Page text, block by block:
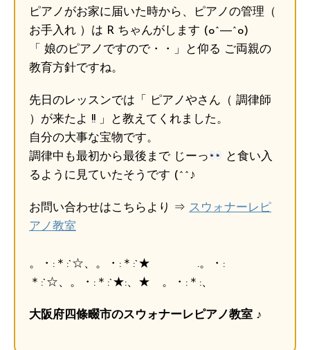
ピアノがお家に届いた時から、ピアノの管理（
お手入れ ）は R ちゃんがします (o^―^o)
「 娘のピアノですので・・」と仰る ご両親の
教育方針ですね。
先日のレッスンでは「 ピアノやさん（ 調律師
）が来たよ !! 」と教えてくれました。
自分の大事な宝物です。
調律中も最初から最後まで じーっ
と食い入
るように見ていたそうです (^^♪
お問い合わせはこちらより ⇒ スウォナーレピ
アノ教室
。・:＊:`☆、。・:＊:`★ .。・:
＊:`☆、。・:＊:`★:、★ 。・:＊:、
大阪府四條畷市のスウォナーレピアノ教室 ♪